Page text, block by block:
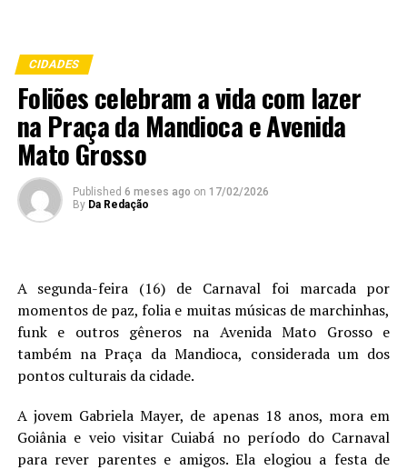
CIDADES
Foliões celebram a vida com lazer
na Praça da Mandioca e Avenida
Mato Grosso
Published 6 meses ago on 17/02/2026
By Da Redação
A segunda-feira (16) de Carnaval foi marcada por
momentos de paz, folia e muitas músicas de marchinhas,
funk e outros gêneros na Avenida Mato Grosso e
também na Praça da Mandioca, considerada um dos
pontos culturais da cidade.
A jovem Gabriela Mayer, de apenas 18 anos, mora em
Goiânia e veio visitar Cuiabá no período do Carnaval
para rever parentes e amigos. Ela elogiou a festa de